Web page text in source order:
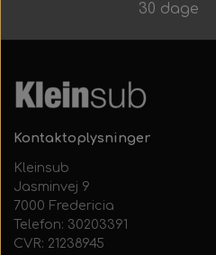
30 dage
Kontaktoplysninger
Kleinsub
Jasminvej 9
7000 Fredericia
Telefon: 30203391
CVR: 21238945